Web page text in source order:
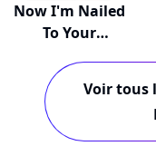
Now I'm Nailed
To Your
Voir tous